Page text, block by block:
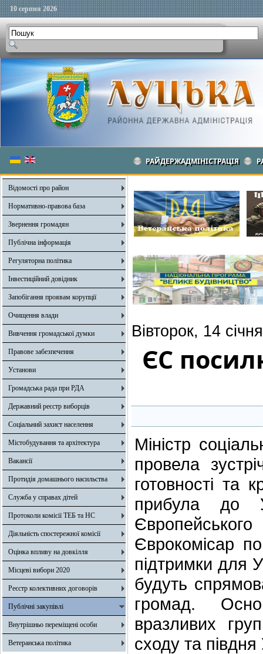
10 серпня 2026
РАЙДЕРЖАДМІНІСТРАЦІЯ
Відомості про район
Нормативно-правова база
Звернення громадян
Публічна інформація
Регуляторна політика
Інвестиційний довідник
Запобігання проявам корупції
Очищення влади
Вивчення громадської думки
Правове забезпечення
Установи
Громадська рада при РДА
Державний реєстр виборців
Соціальний захист населення
Містобудування та архітектура
Вакансії
Протидія домашнього насильства
Служба у справах дітей
Протоколи комісії ТЕБ та НС
Діяльність спостережної комісії
Оцінка впливу на довкілля
Місцеві вибори 2020
Реєстр колективних договорів
Публічні закупівлі
Внутрішньо переміщені особи
Ветеранська політика
Вівторок, 14
ЄС
Міністр
провела
готовності та
прибула до
Єврокомісар
підтримки для
будуть
громад.
вразливих
сходу та півдня